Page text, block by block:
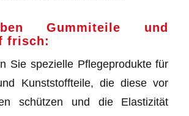
Gummiteile und
frisch:
Sie spezielle Pflegeprodukte für
Kunststoffteile, die diese vor
schützen und die Elastizität